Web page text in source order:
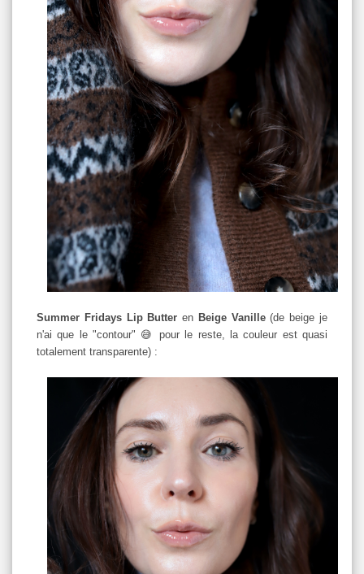
Summer Fridays Lip Butter en Beige Vanille(de beige je
n'ai que le "contour" 😅 pour le reste, la couleur est quasi
totalement transparente) :